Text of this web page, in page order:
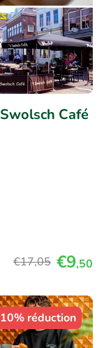
Café
€17,05 €9,50
10% réduction